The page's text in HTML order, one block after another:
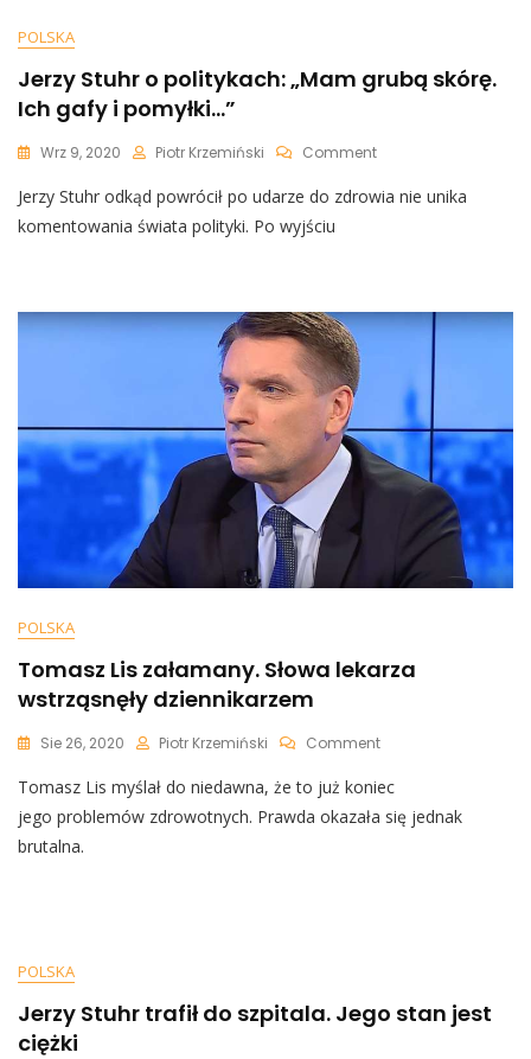
POLSKA
Jerzy Stuhr o politykach: „Mam grubą skórę.
Ich gafy i pomyłki…”
Wrz 9, 2020 Piotr Krzemiński CommentOn
Stuhr
Skórę.
Ich
Pomyłki…”
Jerzy Stuhr odkąd powrócił po udarze do zdrowia nie unika
komentowania świata polityki. Po wyjściu
POLSKA
Tomasz Lis załamany. Słowa lekarza
wstrząsnęły dziennikarzem
Sie 26, 2020 Piotr Krzemiński CommentOn
Lis
Załamany.
Słowa
Tomasz Lis myślał do niedawna, że to już koniec
jego problemów zdrowotnych. Prawda okazała się jednak
brutalna.
POLSKA
Jerzy Stuhr trafił do szpitala. Jego stan jest
ciężki